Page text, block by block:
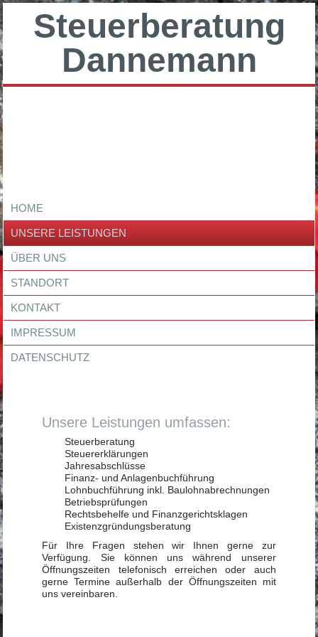
Steuerberatung
Dannemann
HOME
UNSERE LEISTUNGEN
ÜBER UNS
STANDORT
KONTAKT
IMPRESSUM
DATENSCHUTZ
Unsere Leistungen umfassen:
Steuerberatung
Steuererklärungen
Jahresabschlüsse
Finanz- und Anlagenbuchführung
Lohnbuchführung inkl. Baulohnabrechnungen
Betriebsprüfungen
Rechtsbehelfe und Finanzgerichtsklagen
Existenzgründungsberatung
Für Ihre Fragen stehen wir Ihnen gerne zur
Verfügung. Sie können uns während unserer
Öffnungszeiten telefonisch erreichen oder auch
gerne Termine außerhalb der Öffnungszeiten mit
uns vereinbaren.